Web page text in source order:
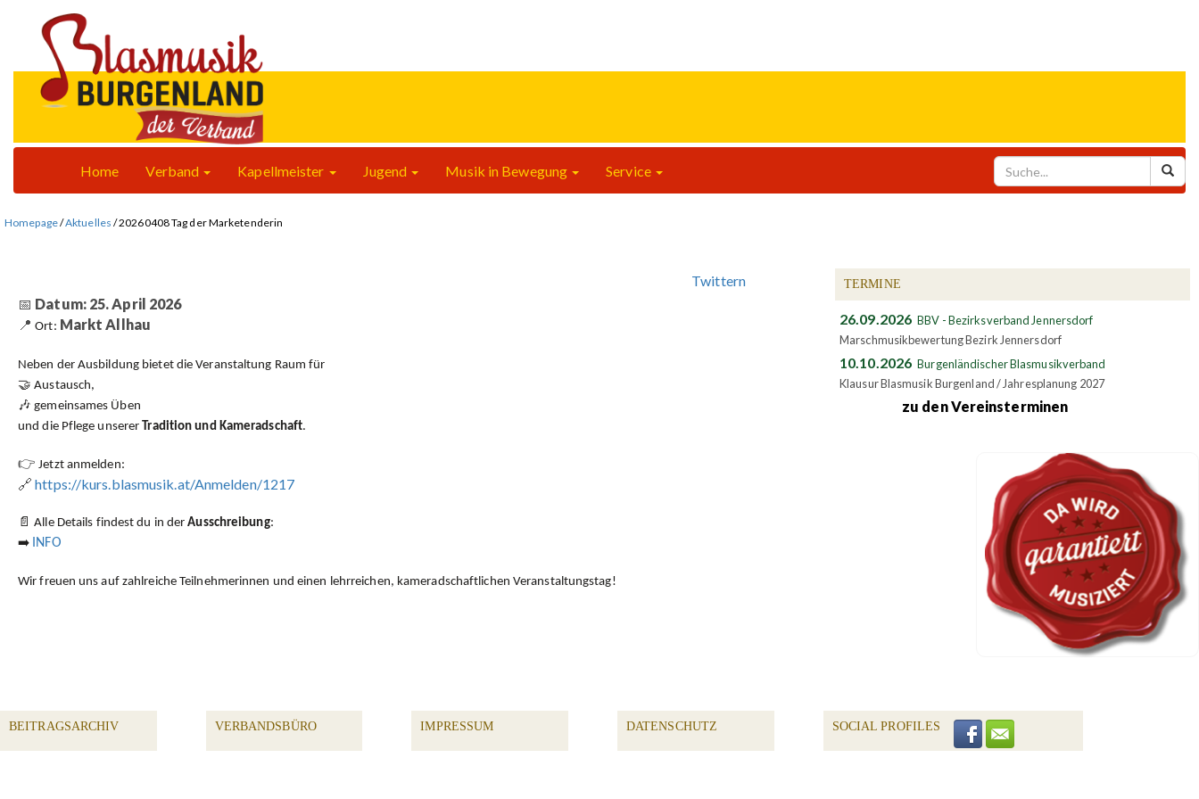
Home Verband Kapellmeister Jugend Musik in Bewegung Service
Homepage/Aktuelles /20260408 Tag der Marketenderin
Twittern
📅 Datum: 25. April 2026
📍 Ort: Markt Allhau
Neben der Ausbildung bietet die Veranstaltung Raum für
🤝 Austausch,
🎶 gemeinsames Üben
und die Pflege unserer Tradition und Kameradschaft.
👉 Jetzt anmelden:
🔗https://kurs.blasmusik.at/Anmelden/1217
📄 Alle Details findest du in derAusschreibung:
➡️ INFO
Wir freuen uns auf zahlreiche Teilnehmerinnen und einen lehrreichen, kameradschaftlichen Veranstaltungstag!
TERMINE
26.09.2026 BBV - Bezirksverband Jennersdorf
Marschmusikbewertung Bezirk Jennersdorf
10.10.2026 Burgenländischer Blasmusikverband
Klausur Blasmusik Burgenland / Jahresplanung 2027
zu den Vereinsterminen
BEITRAGSARCHIV VERBANDSBÜRO IMPRESSUM DATENSCHUTZ SOCIAL PROFILES